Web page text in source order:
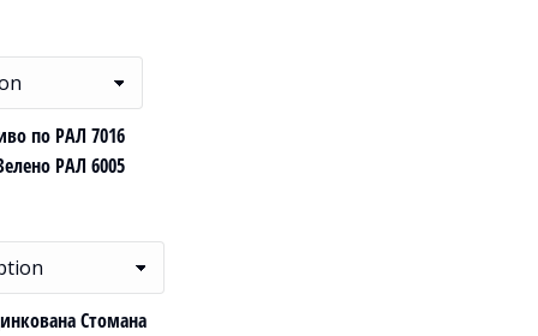
по РАЛ 7016
РАЛ 6005
Стомана